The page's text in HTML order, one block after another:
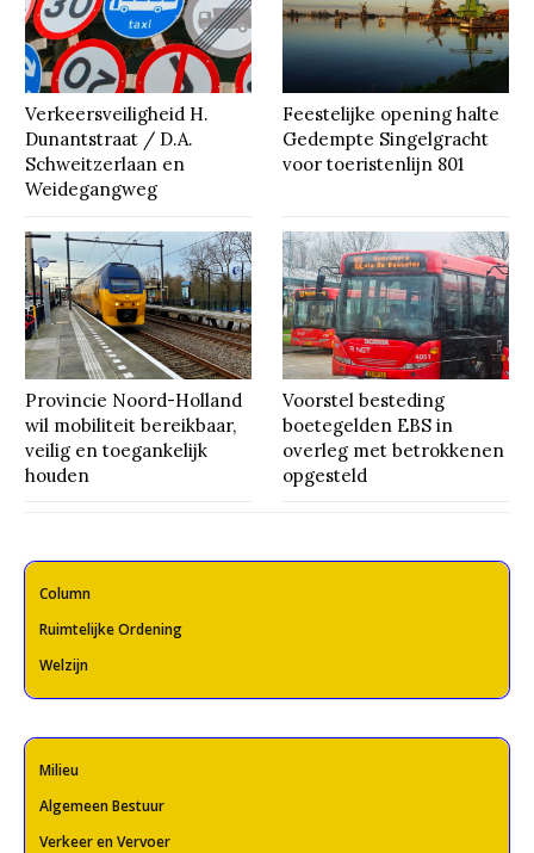
Verkeersveiligheid H.
Dunantstraat / D.A.
Schweitzerlaan en
Weidegangweg
Feestelijke opening halte
Gedempte Singelgracht
voor toeristenlijn 801
Provincie Noord-Holland
wil mobiliteit bereikbaar,
veilig en toegankelijk
houden
Voorstel besteding
boetegelden EBS in
overleg met betrokkenen
opgesteld
Column
Ruimtelijke Ordening
Welzijn
Milieu
Algemeen Bestuur
Verkeer en Vervoer